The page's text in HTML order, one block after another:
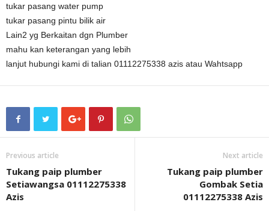
tukar pasang water pump
tukar pasang pintu bilik air
Lain2 yg Berkaitan dgn Plumber
mahu kan keterangan yang lebih
lanjut hubungi kami di talian 01112275338 azis atau Wahtsapp
Previous article
Tukang paip plumber
Setiawangsa 01112275338
Azis
Next article
Tukang paip plumber
Gombak Setia
01112275338 Azis